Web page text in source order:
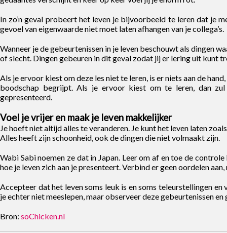
In zo’n geval probeert het leven je bijvoorbeeld te leren dat je
gevoel van eigenwaarde niet moet laten afhangen van je collega’s.
Wanneer je de gebeurtenissen in je leven beschouwt als dingen
of slecht. Dingen gebeuren in dit geval zodat jij er lering uit kunt
Als je ervoor kiest om deze les niet te leren, is er niets aan de
boodschap begrijpt. Als je ervoor kiest om te leren, dan
gepresenteerd.
Voel je vrijer en maak je leven makkelijker
Je hoeft niet altijd alles te veranderen. Je kunt het leven laten
Alles heeft zijn schoonheid, ook de dingen die niet volmaakt zijn.
Wabi Sabi noemen ze dat in Japan. Leer om af en toe de
hoe je leven zich aan je presenteert. Verbind er geen oordelen
Accepteer dat het leven soms leuk is en soms teleurstellingen
je echter niet meeslepen, maar observeer deze gebeurtenissen
Bron: soChicken.nl